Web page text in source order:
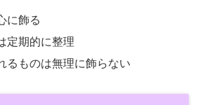
に飾る
定期的に整理
るものは無理に飾らない